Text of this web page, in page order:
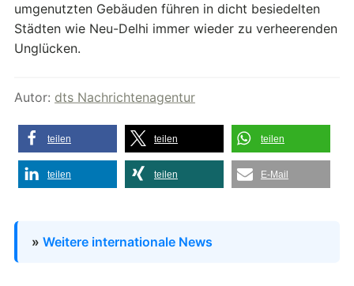
umgenutzten Gebäuden führen in dicht besiedelten
Städten wie Neu-Delhi immer wieder zu verheerenden
Unglücken.
Autor: dts Nachrichtenagentur
teilen teilen teilen
teilen teilen E-Mail
» Weitere internationale News